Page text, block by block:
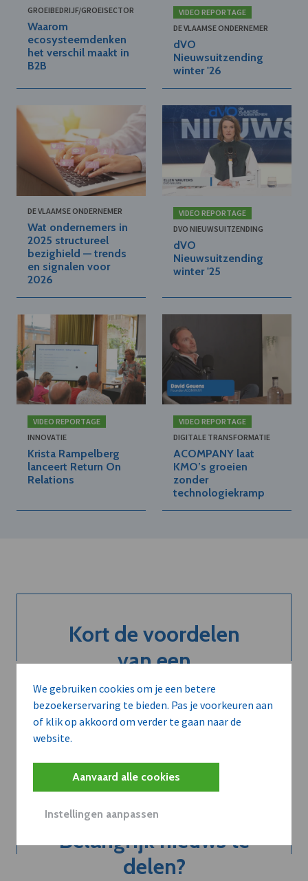
We gebruiken cookies om je een betere
bezoekerservaring te bieden. Pas je voorkeuren aan
of klik op akkoord om verder te gaan naar de
website.
Aanvaard alle cookies
Instellingen aanpassen
GROEIBEDRIJF/GROEISECTOR
Waarom
ecosysteemdenken
het verschil maakt in
B2B
VIDEO REPORTAGE
DE VLAAMSE ONDERNEMER
dVO
Nieuwsuitzending
winter '26
DE VLAAMSE ONDERNEMER
Wat ondernemers in
2025 structureel
bezighield — trends
en signalen voor
2026
VIDEO REPORTAGE
DVO NIEUWSUITZENDING
dVO
Nieuwsuitzending
winter '25
VIDEO REPORTAGE
INNOVATIE
Krista Rampelberg
lanceert Return On
Relations
VIDEO REPORTAGE
DIGITALE TRANSFORMATIE
ACOMPANY laat
KMO’s groeien
zonder
technologiekramp
Kort de voordelen
van een
abonnement...
Belangrijk nieuws te
delen?